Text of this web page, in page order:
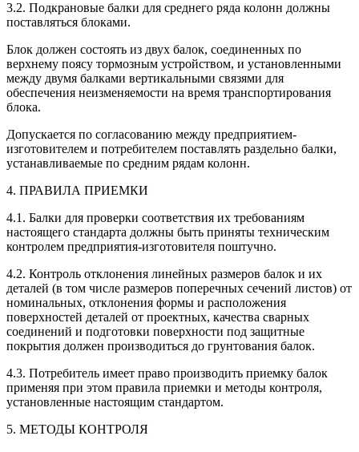
3.2. Подкрановые балки для среднего ряда колонн должны
поставляться блоками.
Блок должен состоять из двух балок, соединенных по
верхнему поясу тормозным устройством, и установленными
между двумя балками вертикальными связями для
обеспечения неизменяемости на время транспортирования
блока.
Допускается по согласованию между предприятием-
изготовителем и потребителем поставлять раздельно балки,
устанавливаемые по средним рядам колонн.
4. ПРАВИЛА ПРИЕМКИ
4.1. Балки для проверки соответствия их требованиям
настоящего стандарта должны быть приняты техническим
контролем предприятия-изготовителя поштучно.
4.2. Контроль отклонения линейных размеров балок и их
деталей (в том числе размеров поперечных сечений листов) от
номинальных, отклонения формы и расположения
поверхностей деталей от проектных, качества сварных
соединений и подготовки поверхности под защитные
покрытия должен производиться до грунтования балок.
4.3. Потребитель имеет право производить приемку балок
применяя при этом правила приемки и методы контроля,
установленные настоящим стандартом.
5. МЕТОДЫ КОНТРОЛЯ